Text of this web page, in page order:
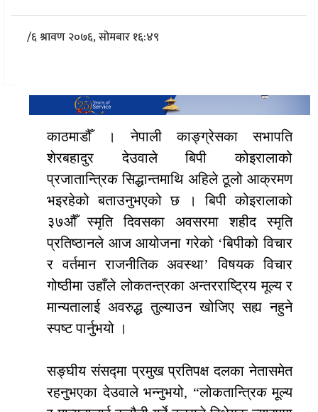
/६ श्रावण २०७६, सोमबार १६:४९
काठमाडौँ । नेपाली काङ्ग्रेसका सभापति
शेरबहादुर देउवाले बिपी कोइरालाको
प्रजातान्त्रिक सिद्धान्तमाथि अहिले ठूलो आक्रमण
भइरहेको बताउनुभएको छ । बिपी कोइरालाको
३७औँ स्मृति दिवसका अवसरमा शहीद स्मृति
प्रतिष्ठानले आज आयोजना गरेको ‘बिपीको विचार
र वर्तमान राजनीतिक अवस्था’ विषयक विचार
गोष्ठीमा उहाँले लोकतन्त्रका अन्तरराष्ट्रिय मूल्य र
मान्यतालाई अवरुद्ध तुल्याउन खोजिए सह्य नहुने
स्पष्ट पार्नुभयो ।
सङ्घीय संसद्मा प्रमुख प्रतिपक्ष दलका नेतासमेत
रहनुभएका देउवाले भन्नुभयो, “लोकतान्त्रिक मूल्य